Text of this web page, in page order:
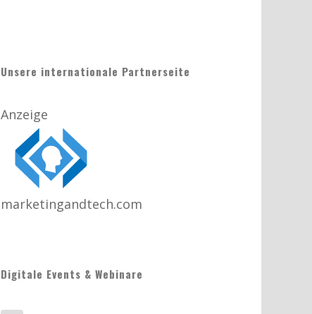
Unsere internationale Partnerseite
Anzeige
marketingandtech.com
Digitale Events & Webinare